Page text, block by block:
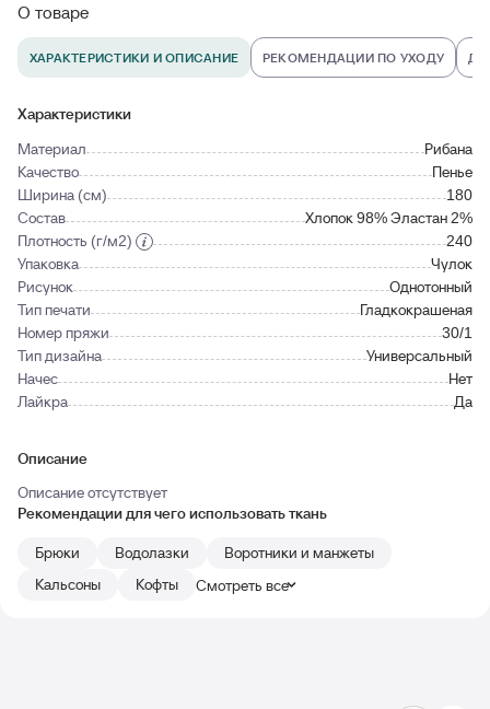
О товаре
ХАРАКТЕРИСТИКИ И ОПИСАНИЕ РЕКОМЕНДАЦИИ ПО УХОДУ
Характеристики
Материал
Рибана
Качество
Пенье
Ширина (см)
180
Состав
Хлопок 98% Эластан 2%
Плотность (г/м2)
240
Упаковка
Чулок
Рисунок
Однотонный
Тип печати
Гладкокрашеная
Номер пряжи
30/1
Тип дизайна
Универсальный
Начес
Нет
Лайкра
Да
Описание
Описание отсутствует
Рекомендации для чего использовать ткань
Брюки
Водолазки
Воротники и манжеты
Кальсоны
Кофты Смотреть все